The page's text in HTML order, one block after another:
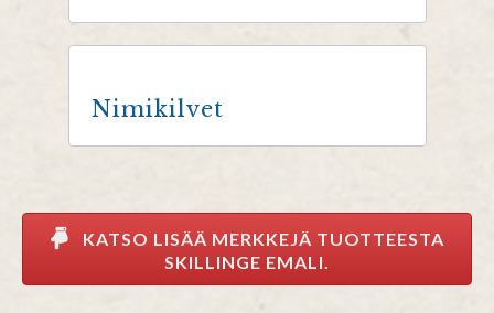
Nimikilvet
KATSO LISÄÄ MERKKEJÄ TUOTTEESTA
SKILLINGE EMALI.